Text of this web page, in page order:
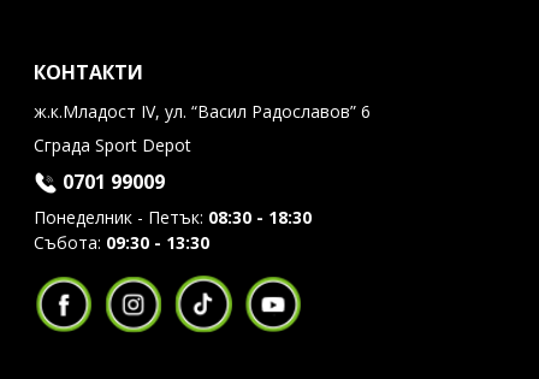
КОНТАКТИ
ж.к.Младост IV, ул. “Васил Радославов” 6
Сграда Sport Depot
0701 99009
Понеделник - Петък: 08:30 - 18:30
Събота: 09:30 - 13:30